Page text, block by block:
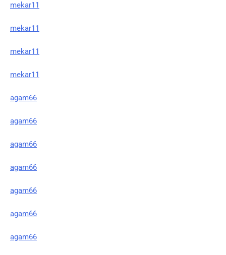
mekar11
mekar11
mekar11
mekar11
agam66
agam66
agam66
agam66
agam66
agam66
agam66